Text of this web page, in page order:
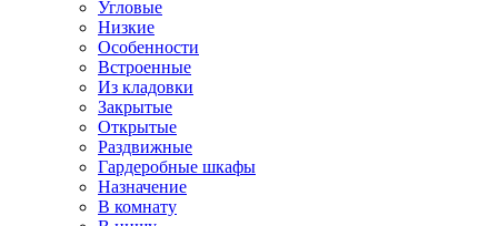
Угловые
Низкие
Особенности
Встроенные
Из кладовки
Закрытые
Открытые
Раздвижные
Гардеробные шкафы
Назначение
В комнату